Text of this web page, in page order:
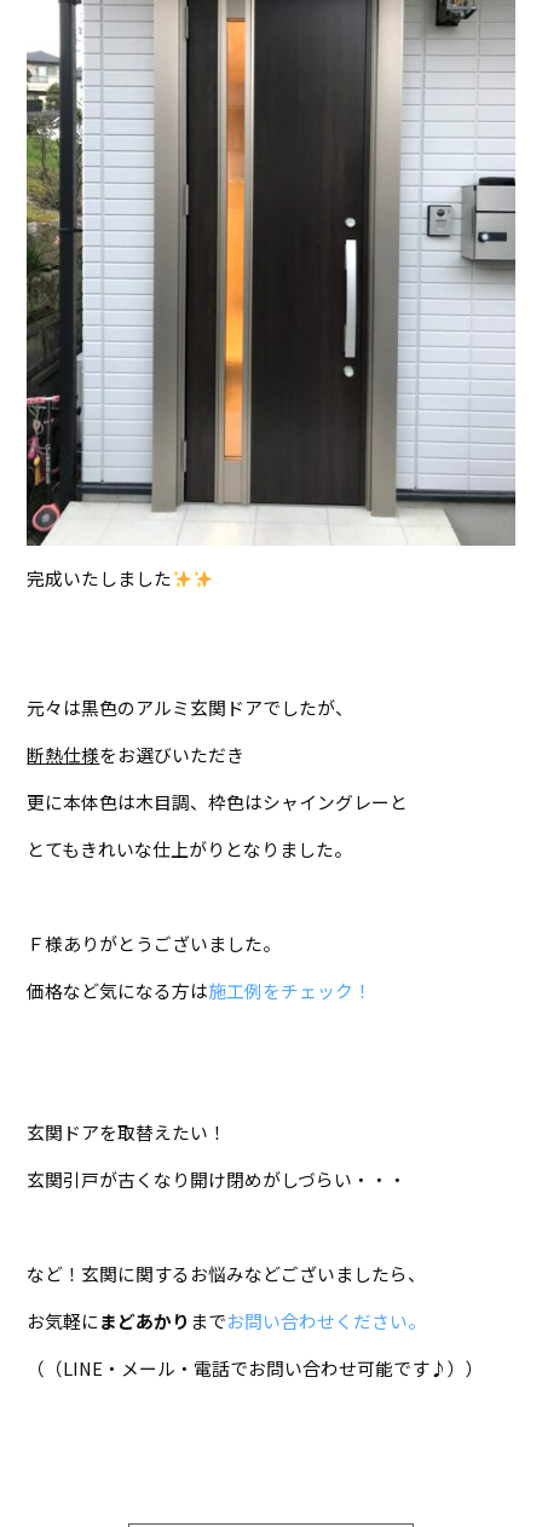
完成いたしました
元々は黒色のアルミ玄関ドアでしたが、
断熱仕様をお選びいただき
更に本体色は木目調、枠色はシャイングレーと
とてもきれいな仕上がりとなりました。
Ｆ様ありがとうございました。
価格など気になる方は施工例をチェック！
玄関ドアを取替えたい！
玄関引戸が古くなり開け閉めがしづらい・・・
など！玄関に関するお悩みなどございましたら、
お気軽にまどあかり までお問い合わせください。
（（LINE・メール・電話でお問い合わせ可能です♪））